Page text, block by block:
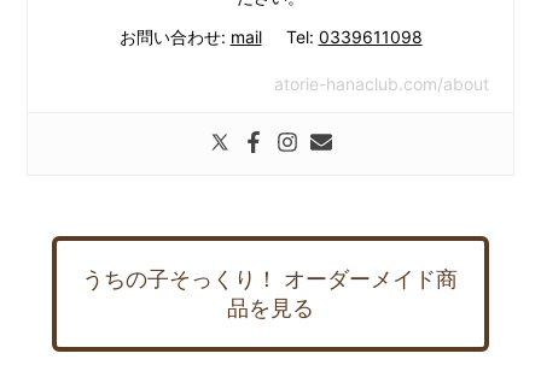
お問い合わせ: mailTel: 0339611098
atorie-hanaclub.com/about
うちの子そっくり！ オーダーメイド商
品を見る